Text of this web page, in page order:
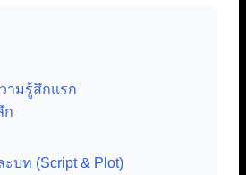
ามรู้สึกแรก
ก
ะบท (Script & Plot)